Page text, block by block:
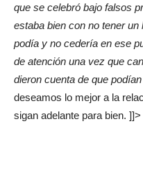
que se celebró bajo falsos
estaba bien con no tener un
podía y no cedería en ese
de atención una vez que
dieron cuenta de que
deseamos lo mejor a la
sigan adelante para bien. ]]>